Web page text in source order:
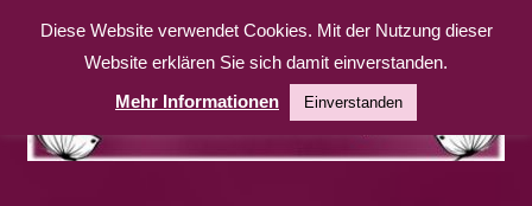
Inhalt
Diese Website verwendet Cookies. Mit der Nutzung dieser
Website erklären Sie sich damit einverstanden.
Mehr Informationen
Einverstanden